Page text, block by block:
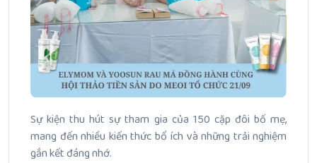
Sự kiện thu hút sự tham gia của 150 cặp đôi bố mẹ,
mang đến nhiều kiến thức bổ ích và những trải nghiệm
gắn kết đáng nhớ.